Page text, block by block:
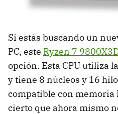
Si estás buscando un
PC, este Ryzen 7
opción. Esta CPU utiliza
y tiene 8 núcleos y 16
compatible con memoria
cierto que ahora mismo